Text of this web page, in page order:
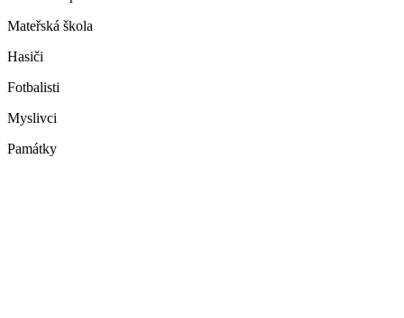
Mateřská škola
Hasiči
Fotbalisti
Myslivci
Památky